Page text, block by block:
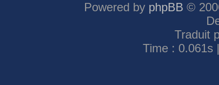
Powered by phpBB ©
Traduit
Time : 0.061s